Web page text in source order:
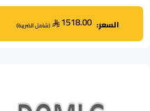
السعر: 1518.00
(شامل الضريبة)